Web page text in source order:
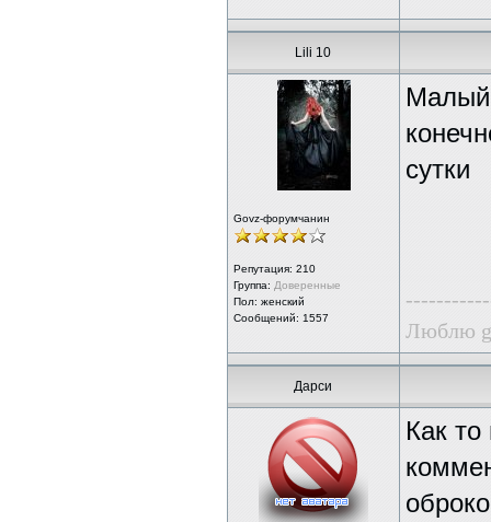
Lili 10
Govz-форумчанин
Репутация: 210
Группа: Доверенные
Пол: женский
Сообщений: 1557
Малый
сутки
Люблю
Дарси
Как